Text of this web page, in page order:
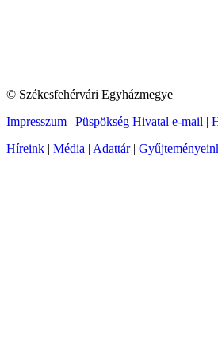
© Székesfehérvári Egyházmegye
Impresszum | Püspökség Hivatal e-mail |
Híreink | Média | Adattár|